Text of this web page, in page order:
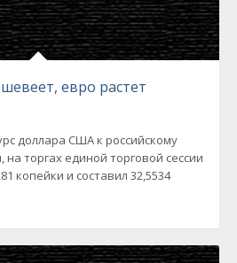
евро растет
доллара США к российскому
торгах единой торговой сессии
копейки и составил 32,5534